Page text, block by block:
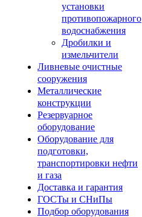
установки
противопожарного
водоснабжения
Дробилки и
измельчители
Ливневые очистные
сооружения
Металлические
конструкции
Резервуарное
оборудование
Оборудование для
подготовки,
транспортировки нефти
и газа
Доставка и гарантия
ГОСТы и СНиПы
Подбор оборудования